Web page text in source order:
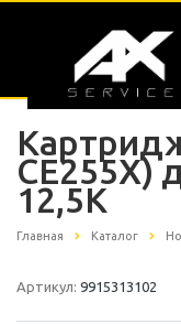
CE255X)
12,5K
Главная Каталог
Артикул: 9915313102